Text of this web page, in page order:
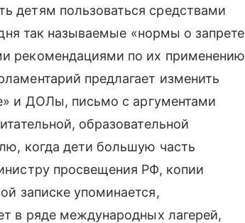
детям пользоваться средствами
так называемые «нормы о запрете
рекомендациями по их применению
предлагает изменить
и ДОЛы, письмо с аргументами
образовательной
когда дети большую часть
просвещения РФ, копии
записке упоминается,
в ряде международных лагерей,